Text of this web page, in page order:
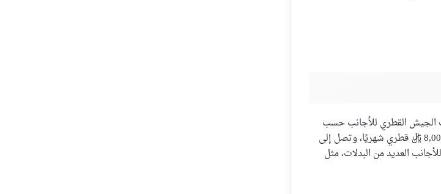
الجيش القطري للأجانب حسب
الجنسية والمؤهلات والخبرة. وبشكل عام، تبدأ رواتب الجيش القطري للأجانب من 8,000 ريال قطري شهريًا، وتصل إلى
للأجانب العديد من البدلات، مثل